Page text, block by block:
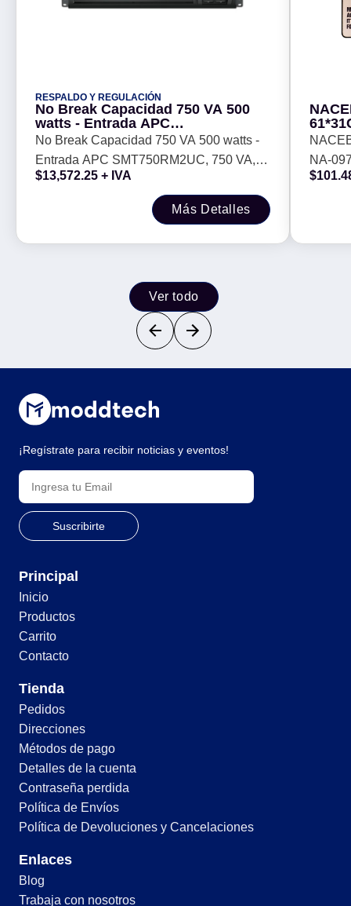
RESPALDO Y REGULACIÓN
No Break Capacidad 750 VA 500
watts - Entrada APC
SMT750RM2UC, 750 VA, 500 W, 3
h, Negro, Industrial y Oficina
No Break Capacidad 750 VA 500 watts -
Entrada APC SMT750RM2UC, 750 VA,
500 W, 3 h, Negro, Industrial y Oficina
$13,572.25 + IVA
Más Detalles
NA-
$
Ver todo
¡Regístrate para recibir noticias y eventos!
Principal
Inicio
Productos
Carrito
Contacto
Tienda
Pedidos
Direcciones
Métodos de pago
Detalles de la cuenta
Contraseña perdida
Política de Envíos
Política de Devoluciones y Cancelaciones
Enlaces
Blog
Trabaja con nosotros